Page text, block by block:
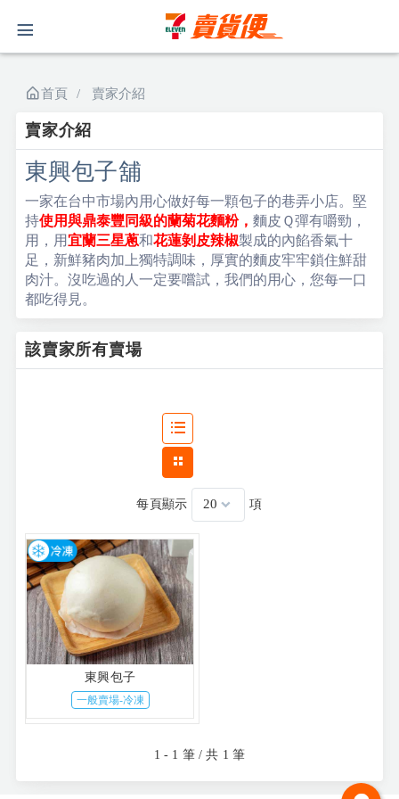
首頁 賣家介紹
賣家介紹
東興包子舖
一家在台中市場內用心做好每一顆包子的巷弄小店。堅
持使用與鼎泰豐同級的蘭菊花麵粉， 麵皮Ｑ彈有嚼勁，
用 ，用宜蘭三星蔥和花蓮剝皮辣椒製成的內餡香氣十
足，新鮮豬肉加上獨特調味，厚實的麵皮牢牢鎖住鮮甜
肉汁。沒吃過的人一定要嚐試，我們的用心，您每一口
都吃得見。
該賣家所有賣場
每頁顯示 項
東興包子
一般賣場-冷凍
1 - 1 筆 / 共 1 筆